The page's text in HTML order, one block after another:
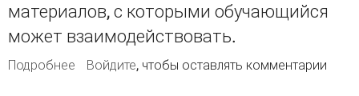
материалов, с которыми обучающийся
может взаимодействовать.
Подробнее о ELiS стала совместимой с системой
Войдите, чтобы оставлять комментарии